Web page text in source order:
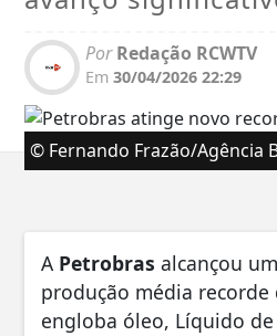
PorRedação RCWTV
Em 30/04/2026 22:29
© Fernando Frazão/Agência
A Petrobras alcançou
produção média
engloba óleo, Líquido de